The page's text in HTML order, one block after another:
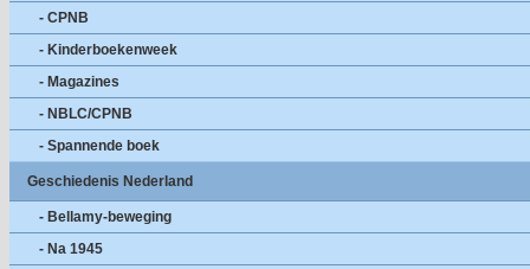
- CPNB
- Kinderboekenweek
- Magazines
- NBLC/CPNB
- Spannende boek
Geschiedenis Nederland
- Bellamy-beweging
- Na 1945